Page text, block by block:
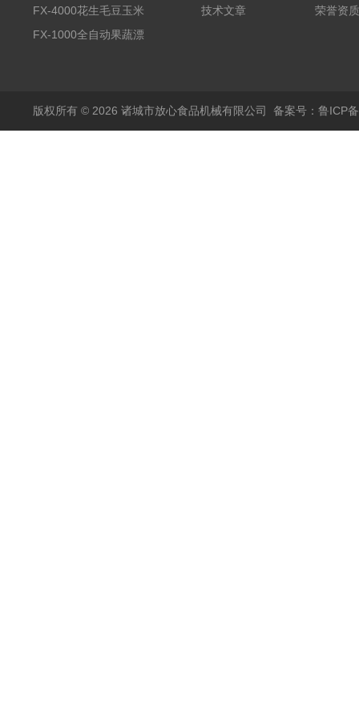
备野菜清洗机
FX-4000花生毛豆玉米
蒸煮漂烫机
FX-1000全自动果蔬漂
技术文章
荣誉资质
版权所有 © 2026 诸城市放心食品机械有限公司 备案号：鲁ICP